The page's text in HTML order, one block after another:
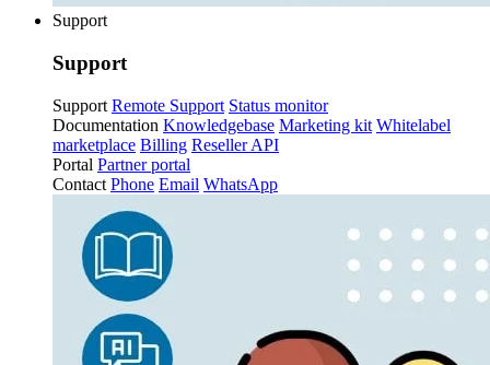
Support
Support
Support Remote Support Status monitor
Documentation Knowledgebase Marketing kit Whitelabel
marketplace Billing Reseller API
Portal Partner portal
Contact Phone Email WhatsApp